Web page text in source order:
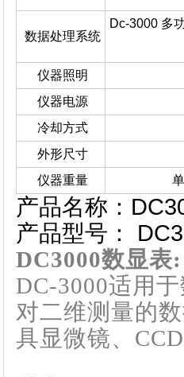
数据处理系统
Dc-3000 多
仪器照明
仪器电源
冷却方式
外形尺寸
仪器重量
产品名称：
产品型号：
DC3000数显表:
DC-3000适用
对二维测量的
具显微镜、